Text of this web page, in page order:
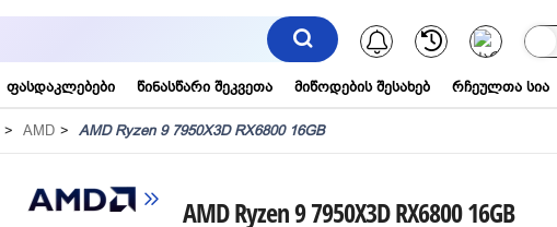
შეტყობინებები
ფასდაკლებები წინასწარი შეკვეთა მიწოდების შესახებ რჩეულთა სია
AMD AMD Ryzen 9 7950X3D RX6800 16GB
AMD Ryzen 9 7950X3D RX6800 16GB